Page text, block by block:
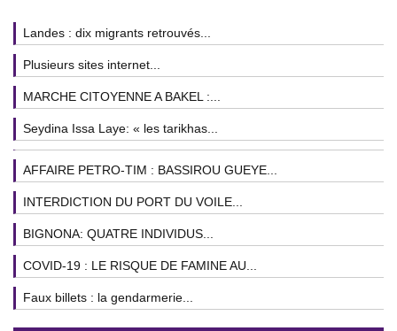
Landes : dix migrants retrouvés...
Plusieurs sites internet...
MARCHE CITOYENNE A BAKEL :...
Seydina Issa Laye: « les tarikhas...
AFFAIRE PETRO-TIM : BASSIROU GUEYE...
INTERDICTION DU PORT DU VOILE...
BIGNONA: QUATRE INDIVIDUS...
COVID-19 : LE RISQUE DE FAMINE AU...
Faux billets : la gendarmerie...